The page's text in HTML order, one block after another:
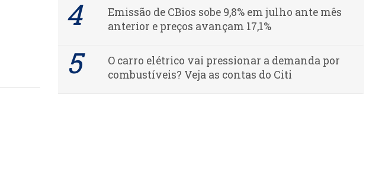
Emissão de CBios sobe 9,8% em julho ante mês
anterior e preços avançam 17,1%
O carro elétrico vai pressionar a demanda por
combustíveis? Veja as contas do Citi